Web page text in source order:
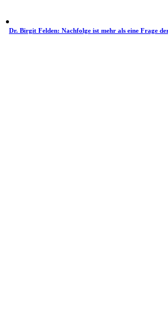
Dr. Birgit Felden: Nachfolge ist mehr als eine Frage